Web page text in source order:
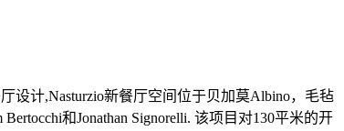
设计,Nasturzio新餐厅空间位于贝加莫Albino，毛毡
和Jonathan Signorelli. 该项目对130平米的开